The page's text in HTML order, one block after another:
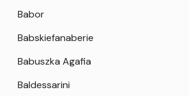
Babor
Babskiefanaberie
Babuszka Agafia
Baldessarini